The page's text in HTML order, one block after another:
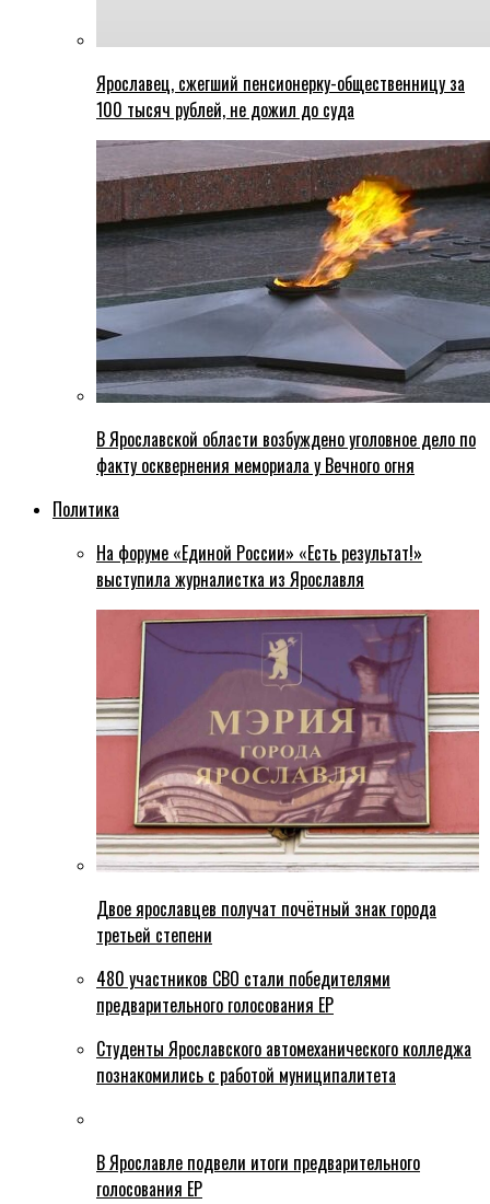
Ярославец, сжегший пенсионерку-общественницу за
100 тысяч рублей, не дожил до суда
В Ярославской области возбуждено уголовное дело по
факту осквернения мемориала у Вечного огня
Политика
На форуме «Единой России» «Есть результат!»
выступила журналистка из Ярославля
Двое ярославцев получат почётный знак города
третьей степени
480 участников СВО стали победителями
предварительного голосования ЕР
Студенты Ярославского автомеханического колледжа
познакомились с работой муниципалитета
В Ярославле подвели итоги предварительного
голосования ЕР